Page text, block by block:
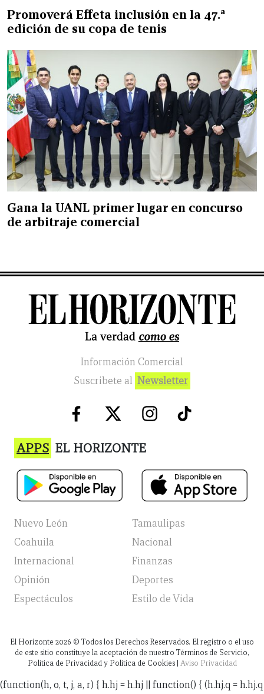
Promoverá Effeta inclusión en la 47.ª
edición de su copa de tenis
Gana la UANL primer lugar en concurso
de arbitraje comercial
Información Comercial
Suscribete al Newsletter
APPS EL HORIZONTE
Nuevo León
Tamaulipas
Coahuila
Nacional
Internacional
Finanzas
Opinión
Deportes
Espectáculos
Estilo de Vida
El Horizonte 2026 © Todos los Derechos Reservados. El registro o el uso
de este sitio constituye la aceptación de nuestro Términos de Servicio,
Política de Privacidad y Política de Cookies | Aviso Privacidad
(function(h, o, t, j, a, r) { h.hj = h.hj || function() { (h.hj.q = h.hj.q